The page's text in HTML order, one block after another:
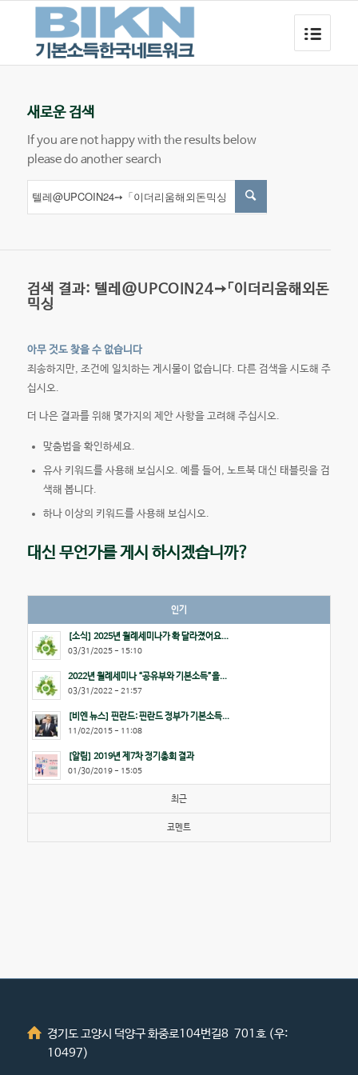
새로운 검색
If you are not happy with the results below
please do another search
검색 결과: 텔레@UPCOIN24➙「이더리움해외돈
믹싱
아무 것도 찾을 수 없습니다
죄송하지만, 조건에 일치하는 게시물이 없습니다. 다른 검색을 시도해 주
십시오.
더 나은 결과를 위해 몇가지의 제안 사항을 고려해 주십시오.
맞춤법을 확인하세요.
유사 키워드를 사용해 보십시오. 예를 들어, 노트북 대신 태블릿을 검
색해 봅니다.
하나 이상의 키워드를 사용해 보십시오.
대신 무언가를 게시 하시겠습니까?
인기
[소식] 2025년 월례세미나가 확 달라졌어요...
03/31/2025 - 15:10
2022년 월례세미나 “공유부와 기본소득”을...
03/31/2022 - 21:57
[비엔 뉴스] 핀란드: 핀란드 정부가 기본소득...
11/02/2015 - 11:08
[알림] 2019년 제7차 정기총회 결과
01/30/2019 - 15:05
최근
코멘트
경기도 고양시 덕양구 화중로104번길8 701호 (우:
10497)